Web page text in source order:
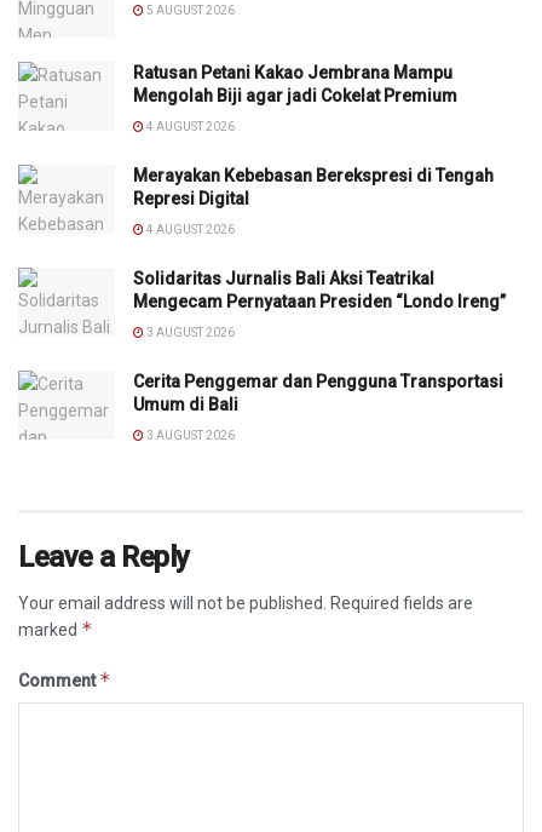
5 AUGUST 2026
Ratusan Petani Kakao Jembrana Mampu
Mengolah Biji agar jadi Cokelat Premium
4 AUGUST 2026
Merayakan Kebebasan Berekspresi di Tengah
Represi Digital
4 AUGUST 2026
Solidaritas Jurnalis Bali Aksi Teatrikal
Mengecam Pernyataan Presiden “Londo Ireng”
3 AUGUST 2026
Cerita Penggemar dan Pengguna Transportasi
Umum di Bali
3 AUGUST 2026
Leave a Reply
Your email address will not be published. Required fields are
marked *
Comment*